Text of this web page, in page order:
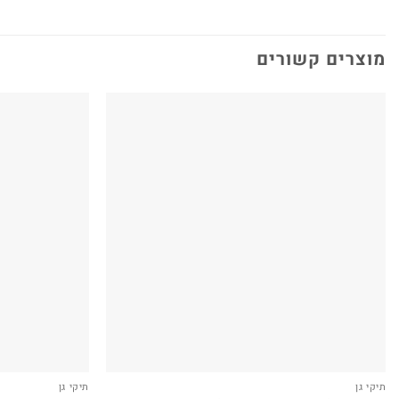
מוצרים קשורים
תיקי גן תיקי גן